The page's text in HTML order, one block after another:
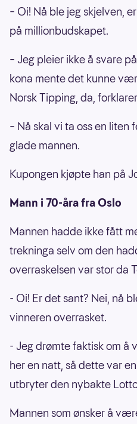
– Oi! Nå ble jeg skjelven,
på millionbudskapet.
– Jeg pleier ikke å svare
kona mente det kunne
Norsk Tipping, da,
– Nå skal vi ta oss en liten
glade mannen.
Kupongen kjøpte han på
Mann i 70-åra fra Oslo
Mannen hadde ikke fått
trekninga selv om den
overraskelsen var stor da
- Oi! Er det sant? Nei, nå
vinneren overrasket.
- Jeg drømte faktisk om å
her en natt, så dette var
utbryter den nybakte
Mannen som ønsker å